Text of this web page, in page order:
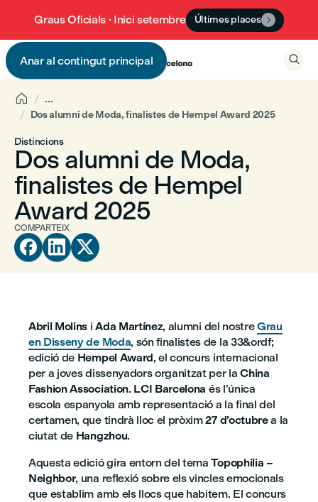
Graus Oficials · Inici setembre Últimes places 
Anar al contingut principal
 
 ...
Dos alumni de Moda, finalistes de Hempel Award 2025
Distincions
Dos alumni de Moda,
finalistes de Hempel
Award 2025
COMPARTEIX
  
Abril Molins iAda Martínez, alumni del nostreGrau
en Disseny de Moda, són finalistes de la 33&ordf;
edició de Hempel Award, el concurs internacional
per a joves dissenyadors organitzat per laChina
Fashion Association. LCI Barcelona és l’única
escola espanyola amb representació a la final del
certamen, que tindrà lloc el pròxim27 d’octubrea la
ciutat de Hangzhou.
Aquesta edició gira entorn del temaTopophilia –
Neighbor, una reflexió sobre els vincles emocionals
que establim amb els llocs que habitem. El concurs